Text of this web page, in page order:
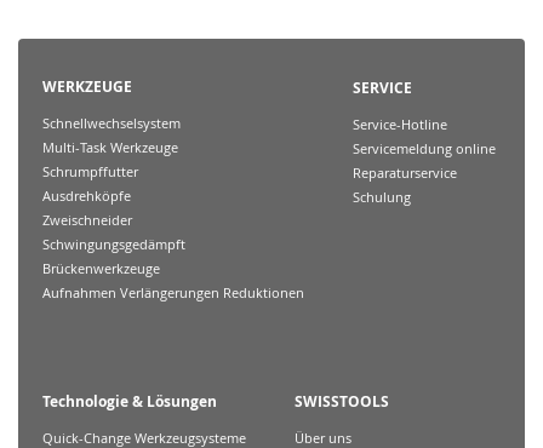
WERKZEUGE
Schnellwechselsystem
Multi-Task Werkzeuge
Schrumpffutter
Ausdrehköpfe
Zweischneider
Schwingungsgedämpft
Brückenwerkzeuge
Aufnahmen Verlängerungen Reduktionen
SERVICE
Service-Hotline
Servicemeldung online
Reparaturservice
Schulung
Technologie & Lösungen
Quick-Change Werkzeugsysteme
SWISSTOOLS
Über uns